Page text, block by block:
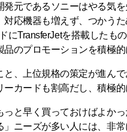
元であるソニーはやる気
応機器も増えず、つかう
にTransferJetを搭載したも
品のプロモーションを積極
、上位規格の策定が進ん
ーカードも割高だし、積極
っと早く買っておけばよか
ニーズが多い人には、非